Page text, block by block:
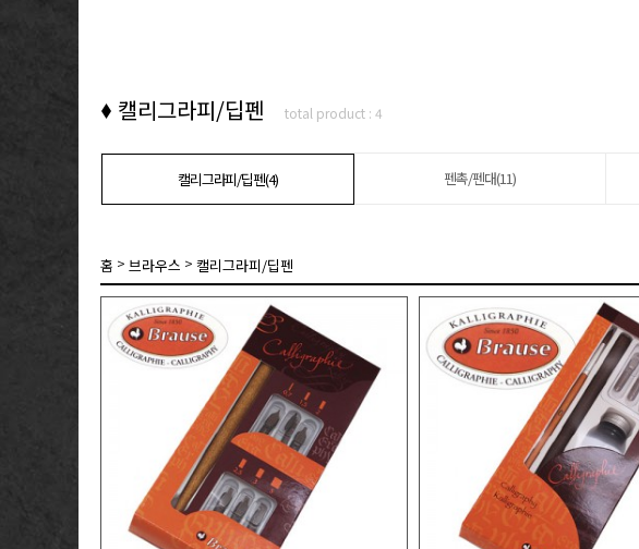
캘리그라피/딥펜 total product : 4
캘리그라피/딥펜(4) 펜촉/펜대(11)
홈 > 브라우스 > 캘리그라피/딥펜